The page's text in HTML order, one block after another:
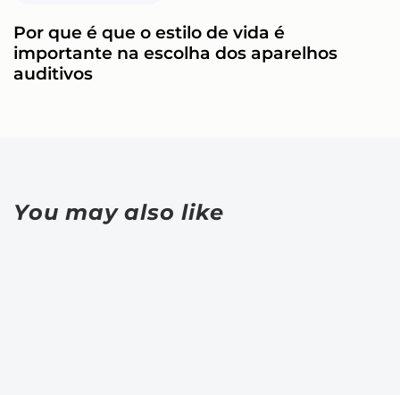
Por que é que o estilo de vida é
importante na escolha dos aparelhos
auditivos
You may also like